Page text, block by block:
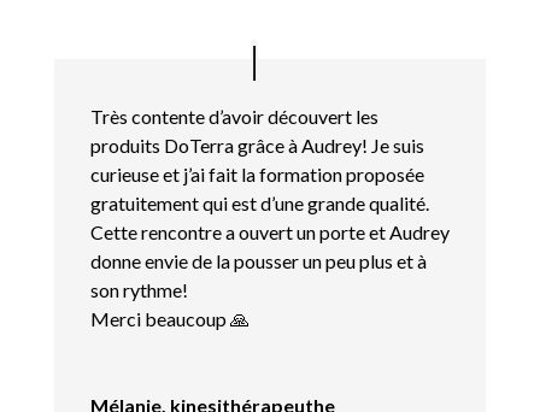
Très contente d’avoir découvert les
produits DoTerra grâce à Audrey! Je suis
curieuse et j’ai fait la formation proposée
gratuitement qui est d’une grande qualité.
Cette rencontre a ouvert un porte et Audrey
donne envie de la pousser un peu plus et à
son rythme!
Merci beaucoup 🙏
Mélanie, kinesithérapeuthe